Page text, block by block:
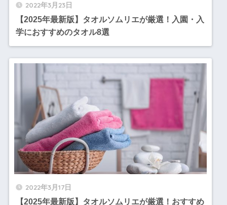
2022年3月23日
【2025年最新版】タオルソムリエが厳選！入園・入
学におすすめのタオル8選
2022年3月17日
【2025年最新版】タオルソムリエが厳選！おすすめ